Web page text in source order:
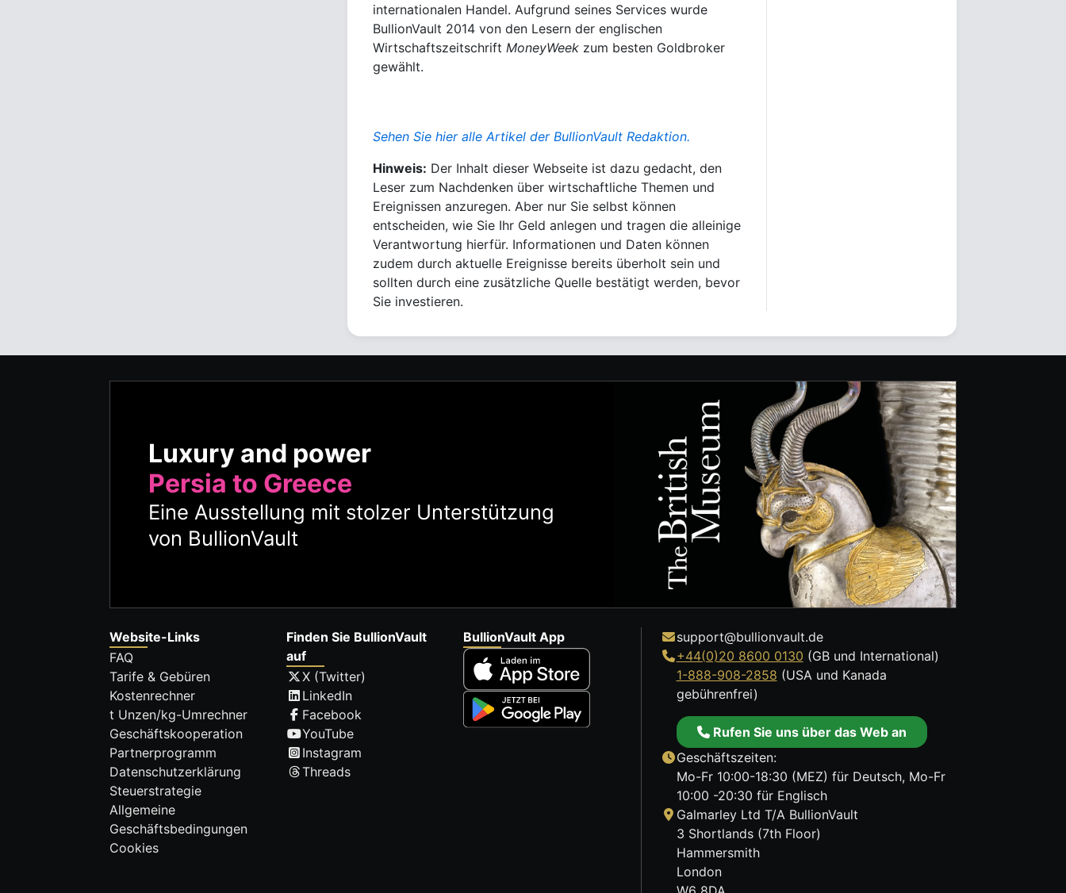
internationalen Handel. Aufgrund seines Services wurde
BullionVault 2014 von den Lesern der englischen
Wirtschaftszeitschrift MoneyWeek zum besten Goldbroker
gewählt.
Sehen Sie hier alle Artikel der BullionVault Redaktion.
Hinweis: Der Inhalt dieser Webseite ist dazu gedacht, den
Leser zum Nachdenken über wirtschaftliche Themen und
Ereignissen anzuregen. Aber nur Sie selbst können
entscheiden, wie Sie Ihr Geld anlegen und tragen die alleinige
Verantwortung hierfür. Informationen und Daten können
zudem durch aktuelle Ereignisse bereits überholt sein und
sollten durch eine zusätzliche Quelle bestätigt werden, bevor
Sie investieren.
Luxury and power
Persia to Greece
Eine Ausstellung mit stolzer Unterstützung
von BullionVault
Website-Links
FAQ
Tarife & Gebüren
Kostenrechner
t Unzen/kg-Umrechner
Geschäftskooperation
Partnerprogramm
Datenschutzerklärung
Steuerstrategie
Allgemeine
Geschäftsbedingungen
Cookies
Finden Sie BullionVault
auf
X (Twitter)
LinkedIn
Facebook
YouTube
Instagram
Threads
BullionVault App
support@bullionvault.de
+44(0)20 8600 0130 (GB und International)
1-888-908-2858 (USA und Kanada
gebührenfrei)
Rufen Sie uns über das Web an
Geschäftszeiten:
Mo-Fr 10:00-18:30 (MEZ) für Deutsch, Mo-Fr
10:00 -20:30 für Englisch
Galmarley Ltd T/A BullionVault
3 Shortlands (7th Floor)
Hammersmith
London